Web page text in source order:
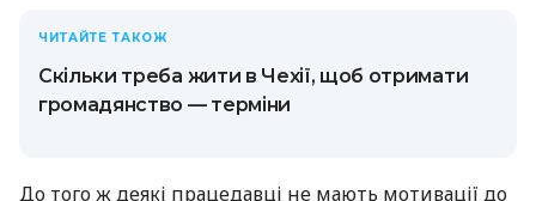
ЧИТАЙТЕ ТАКОЖ
Скільки треба жити в Чехії, щоб отримати
громадянство — терміни
До того ж деякі працедавці не мають мотивації до